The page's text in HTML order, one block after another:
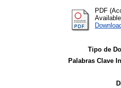
PDF
Tipo de
Palabras Clave